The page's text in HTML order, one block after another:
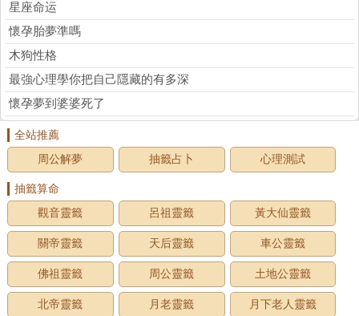
星座命运
懷孕胎夢準嗎
木狗性格
最強心理學你把自己隱藏的有多深
懷孕夢到婆婆死了
全站推薦
周公解夢
抽籤占卜 心理測試
抽籤算命
觀音靈籤
呂祖靈籤 黃大仙靈籤
關帝靈籤 天后靈籤 車公靈籤
佛祖靈籤 周公靈籤 土地公靈籤
北帝靈籤 月老靈籤 月下老人靈籤